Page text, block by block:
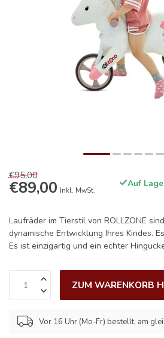
€95,00
€89,00 Inkl. MwSt.
Auf
Laufräder im Tierstil von ROLLZONE
dynamische Entwicklung Ihres Kindes.
Es ist einzigartig und ein echter
ZUM WARENKORB
Vor 16 Uhr (Mo-Fr) bestellt, am